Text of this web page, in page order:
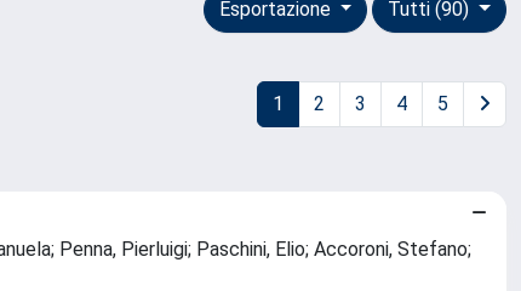
Tutti (90)
Esportazione
1 2 3 4 5
Penna, Pierluigi; Paschini, Elio; Accoroni, Stefano;